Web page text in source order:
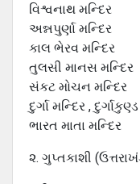
વિશ્વનાથ મન્દિર
અન્નપુર્ણા મન્દિર
કાલ ભેરવ મન્દિર
તુલસી માનસ મન્દિર
સંકટ મોચન મન્દિર
દુર્ગા મન્દિર , દુર્ગાકુણ્ડ
ભારત માતા મન્દિર
૨. ગુપ્તકાશી